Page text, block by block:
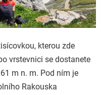
kterou zde
vrstevnici se dostanete
m n. m. Pod ním je
Rakouska